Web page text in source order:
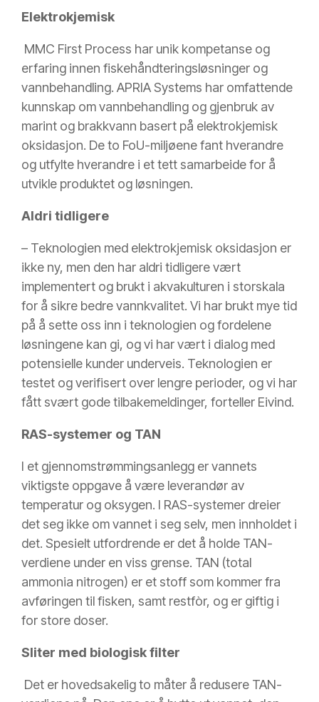
Elektrokjemisk
MMC First Process har unik kompetanse og
erfaring innen fiskehåndteringsløsninger og
vannbehandling. APRIA Systems har omfattende
kunnskap om vannbehandling og gjenbruk av
marint og brakkvann basert på elektrokjemisk
oksidasjon. De to FoU-miljøene fant hverandre
og utfylte hverandre i et tett samarbeide for å
utvikle produktet og løsningen.
Aldri tidligere
– Teknologien med elektrokjemisk oksidasjon er
ikke ny, men den har aldri tidligere vært
implementert og brukt i akvakulturen i storskala
for å sikre bedre vannkvalitet. Vi har brukt mye tid
på å sette oss inn i teknologien og fordelene
løsningene kan gi, og vi har vært i dialog med
potensielle kunder underveis. Teknologien er
testet og verifisert over lengre perioder, og vi har
fått svært gode tilbakemeldinger, forteller Eivind.
RAS-systemer og TAN
I et gjennomstrømmingsanlegg er vannets
viktigste oppgave å være leverandør av
temperatur og oksygen. I RAS-systemer dreier
det seg ikke om vannet i seg selv, men innholdet i
det. Spesielt utfordrende er det å holde TAN-
verdiene under en viss grense. TAN (total
ammonia nitrogen) er et stoff som kommer fra
avføringen til fisken, samt restfòr, og er giftig i
for store doser.
Sliter med biologisk filter
Det er hovedsakelig to måter å redusere TAN-